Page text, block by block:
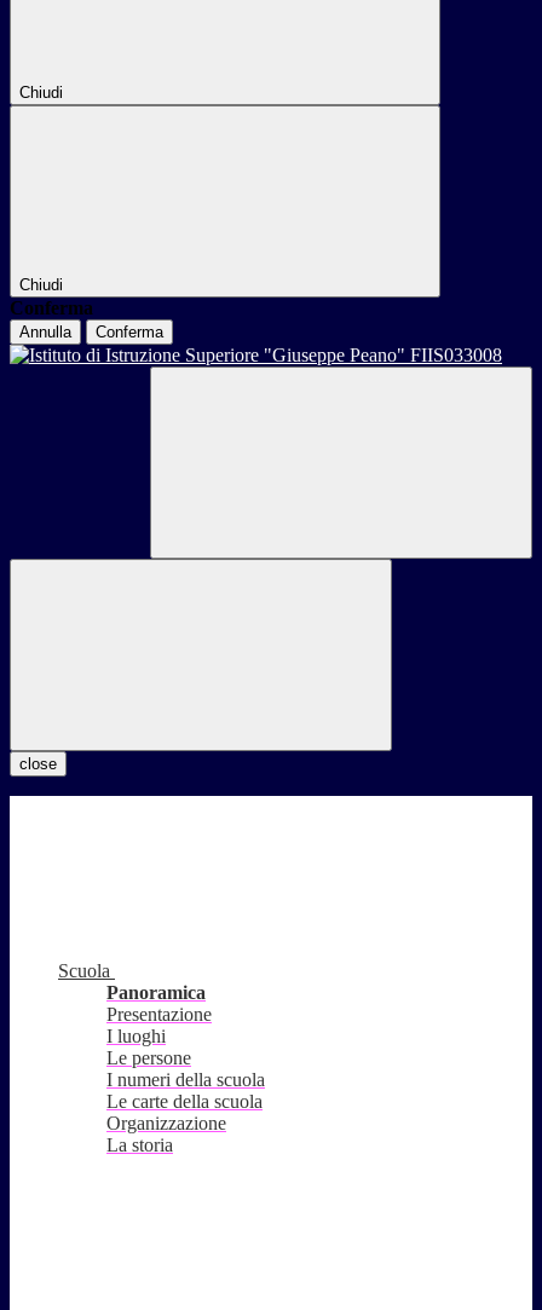
Chiudi
Chiudi
Conferma
Annulla Conferma
close
Scuola
Panoramica
Presentazione
I luoghi
Le persone
I numeri della scuola
Le carte della scuola
Organizzazione
La storia